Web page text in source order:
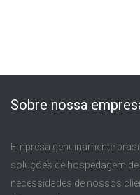
Sobre nossa
Empresa genuinamente
soluções de hospedagem
necessidades de nossos